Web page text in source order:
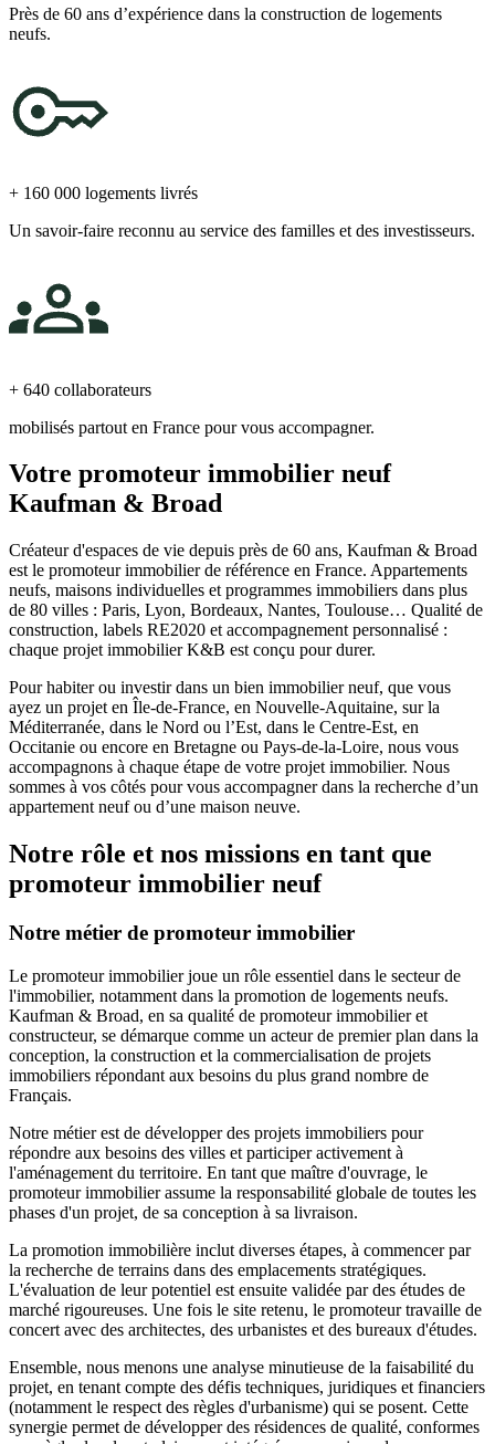
Près de 60 ans d’expérience dans la construction de logements
neufs.
+ 160 000 logements livrés
Un savoir-faire reconnu au service des familles et des investisseurs.
+ 640 collaborateurs
mobilisés partout en France pour vous accompagner.
Votre promoteur immobilier neuf
Kaufman & Broad
Créateur d'espaces de vie depuis près de 60 ans, Kaufman & Broad
est le promoteur immobilier de référence en France. Appartements
neufs, maisons individuelles et programmes immobiliers dans plus
de 80 villes : Paris, Lyon, Bordeaux, Nantes, Toulouse… Qualité de
construction, labels RE2020 et accompagnement personnalisé :
chaque projet immobilier K&B est conçu pour durer.
Pour habiter ou investir dans un bien immobilier neuf, que vous
ayez un projet en Île-de-France, en Nouvelle-Aquitaine, sur la
Méditerranée, dans le Nord ou l’Est, dans le Centre-Est, en
Occitanie ou encore en Bretagne ou Pays-de-la-Loire, nous vous
accompagnons à chaque étape de votre projet immobilier. Nous
sommes à vos côtés pour vous accompagner dans la recherche d’un
appartement neuf ou d’une maison neuve.
Notre rôle et nos missions en tant que
promoteur immobilier neuf
Notre métier de promoteur immobilier
Le promoteur immobilier joue un rôle essentiel dans le secteur de
l'immobilier, notamment dans la promotion de logements neufs.
Kaufman & Broad, en sa qualité de promoteur immobilier et
constructeur, se démarque comme un acteur de premier plan dans la
conception, la construction et la commercialisation de projets
immobiliers répondant aux besoins du plus grand nombre de
Français.
Notre métier est de développer des projets immobiliers pour
répondre aux besoins des villes et participer activement à
l'aménagement du territoire. En tant que maître d'ouvrage, le
promoteur immobilier assume la responsabilité globale de toutes les
phases d'un projet, de sa conception à sa livraison.
La promotion immobilière inclut diverses étapes, à commencer par
la recherche de terrains dans des emplacements stratégiques.
L'évaluation de leur potentiel est ensuite validée par des études de
marché rigoureuses. Une fois le site retenu, le promoteur travaille de
concert avec des architectes, des urbanistes et des bureaux d'études.
Ensemble, nous menons une analyse minutieuse de la faisabilité du
projet, en tenant compte des défis techniques, juridiques et financiers
(notamment le respect des règles d'urbanisme) qui se posent. Cette
synergie permet de développer des résidences de qualité, conformes